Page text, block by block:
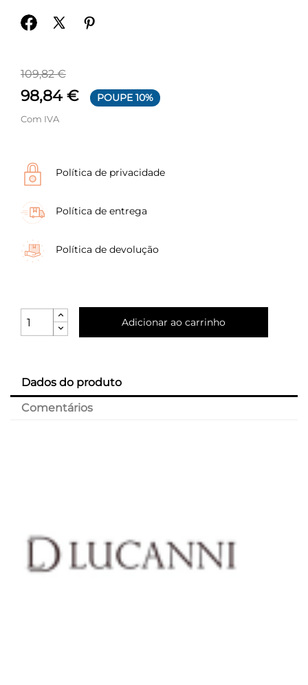
109,82 €
98,84 € POUPE 10%
Com IVA
Política de privacidade
Política de entrega
Política de devolução
Adicionar ao carrinho
Dados do produto
Comentários